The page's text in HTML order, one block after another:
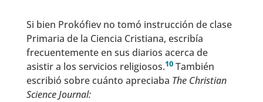
Si bien Prokófiev no tomó instrucción de clase
Primaria de la Ciencia Cristiana, escribía
frecuentemente en sus diarios acerca de
asistir a los servicios religiosos.10También
escribió sobre cuánto apreciaba The Christian
Science Journal: